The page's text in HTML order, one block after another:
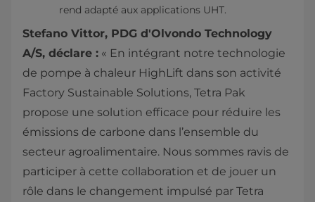
rend adapté aux applications UHT.
Stefano Vittor, PDG d'Olvondo Technology
A/S, déclare : « En intégrant notre technologie
de pompe à chaleur HighLift dans son activité
Factory Sustainable Solutions, Tetra Pak
propose une solution efficace pour réduire les
émissions de carbone dans l’ensemble du
secteur agroalimentaire. Nous sommes ravis de
participer à cette collaboration et de jouer un
rôle dans le changement impulsé par Tetra